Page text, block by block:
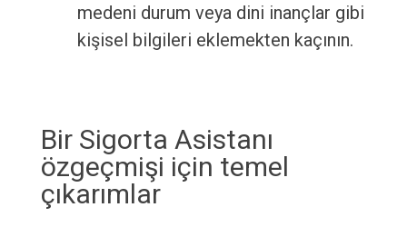
medeni durum veya dini inançlar gibi
kişisel bilgileri eklemekten kaçının.
Bir Sigorta Asistanı
özgeçmişi için temel
çıkarımlar